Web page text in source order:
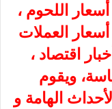
أسعار اللحوم ،
أسعار العملات
اقتصاد ،
ويقوم
الهامة و